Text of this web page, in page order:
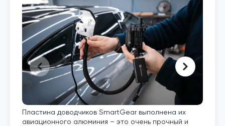
Пластина доводчиков SmartGear выполнена их
авиационного алюминия – это очень прочный и